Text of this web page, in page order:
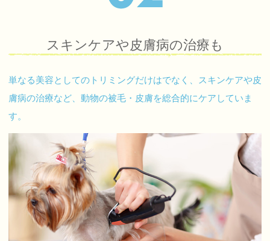
スキンケアや皮膚病の治療も
単なる美容としてのトリミングだけはでなく、スキンケアや皮
膚病の治療など、動物の被毛・皮膚を総合的にケアしていま
す。